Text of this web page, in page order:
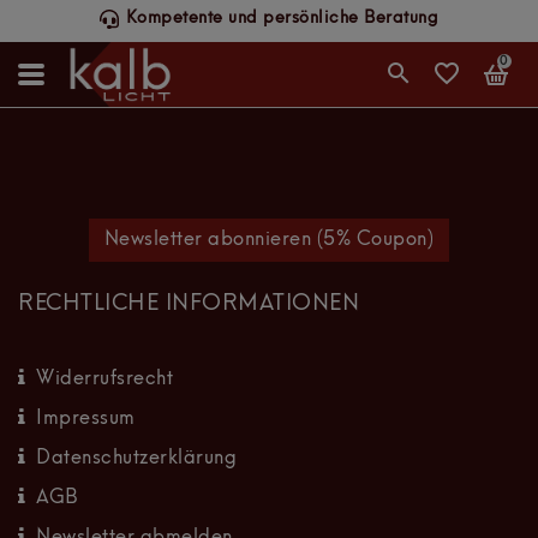
Kompetente und persönliche Beratung
0
Newsletter abonnieren (5% Coupon)
RECHTLICHE INFORMATIONEN
Widerrufsrecht
Impressum
Datenschutzerklärung
AGB